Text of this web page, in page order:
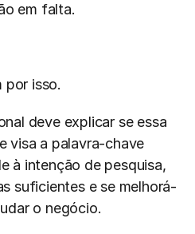
em falta.
por isso.
deve explicar se essa
visa a palavra-chave
à intenção de pesquisa,
suficientes e se melhorá-
o negócio.